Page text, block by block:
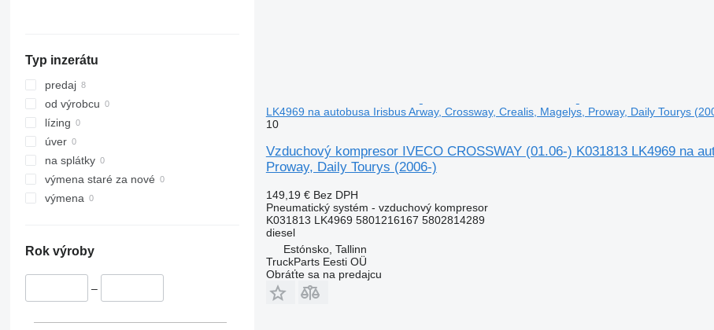
Typ inzerátu
predaj
od výrobcu
lízing
úver
na splátky
výmena staré za nové
výmena
Rok výroby
–
LK4969 na autobusa Irisbus Arway, Crossway, Crealis, Magelys, Proway, Daily Tourys
10
Vzduchový kompresor IVECO CROSSWAY (01.06-) K031813 LK4969 na
Proway, Daily Tourys (2006-)
149,19 € Bez DPH
Pneumatický systém - vzduchový kompresor
K031813 LK4969 5801216167 5802814289
diesel
Estónsko, Tallinn
TruckParts Eesti OÜ
Obráťte sa na predajcu